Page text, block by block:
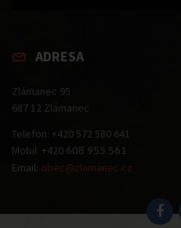
ADRESA
Zlámanec 95
687 12 Zlámanec
Telefon: +420 572 580 641
Mobil: +420 608 955 561
Email: obec@zlamanec.cz